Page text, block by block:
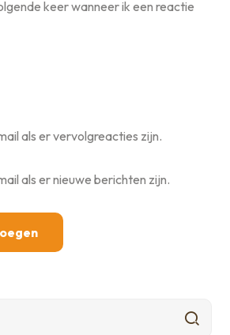
keer wanneer ik een reactie
als er vervolgreacties zijn.
als er nieuwe berichten zijn.